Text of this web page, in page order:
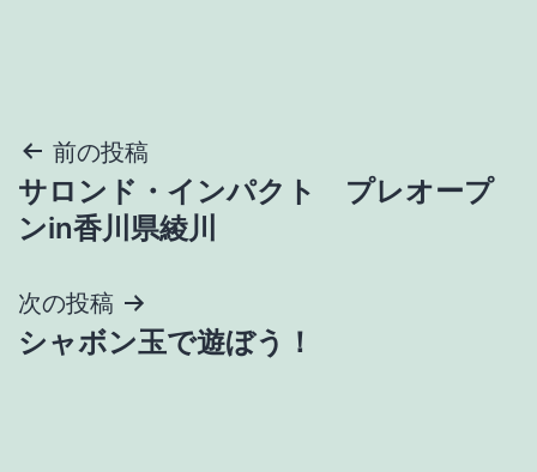
投
稿
ビ
前の投稿
サロンド・インパクト プレオープ
ンin香川県綾川
次の投稿
シャボン玉で遊ぼう！